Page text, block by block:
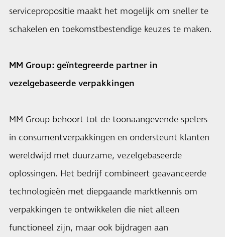
servicepropositie maakt het mogelijk om sneller te
schakelen en toekomstbestendige keuzes te maken.
MM Group: geïntegreerde partner in
vezelgebaseerde verpakkingen
MM Group behoort tot de toonaangevende spelers
in consumentverpakkingen en ondersteunt klanten
wereldwijd met duurzame, vezelgebaseerde
oplossingen. Het bedrijf combineert geavanceerde
technologieën met diepgaande marktkennis om
verpakkingen te ontwikkelen die niet alleen
functioneel zijn, maar ook bijdragen aan